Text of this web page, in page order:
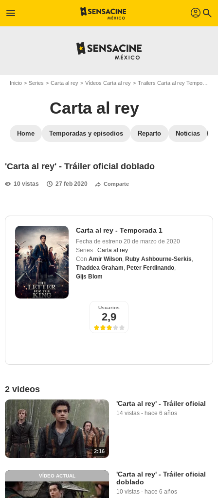
menu profil search
Inicio Series Carta al rey Vídeos Carta al rey Trailers Carta al rey Temporada 1
Carta al rey
Home Temporadas y episodios Reparto Noticias
'Carta al rey' - Tráiler oficial doblado
10 vistas 27 feb 2020 Comparte
Carta al rey - Temporada 1
Fecha de estreno 20 de marzo de 2020
Series : Carta al rey
Con Amir Wilson, Ruby Ashbourne-Serkis,
Thaddea Graham, Peter Ferdinando,
Gijs Blom
Usuarios
2,9
2 videos
2:16
'Carta al rey' - Tráiler oficial
14 vistas - hace 6 años
VÍDEO ACTUAL
'Carta al rey' - Tráiler oficial
doblado
10 vistas - hace 6 años